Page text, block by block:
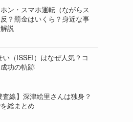
ホン・スマホ運転（ながらス
？罰金はいくら？身近な事
説
（ISSEI）はなぜ人気？コ
功の軌跡
査線】深津絵里さんは独身？
総まとめ